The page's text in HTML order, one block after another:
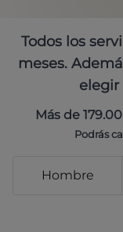
Todos los
meses.
elegir
Más de
Podrás
Hombre